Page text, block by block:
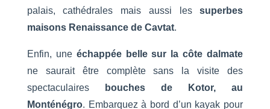
palais, cathédrales mais aussi lessuperbes
maisons Renaissance de Cavtat.
Enfin, une échappée belle sur la côte dalmate
ne saurait être complète sans la visite des
spectaculaires
bouches de Kotor, au
Monténégro. Embarquez à bord d’un kayak pour